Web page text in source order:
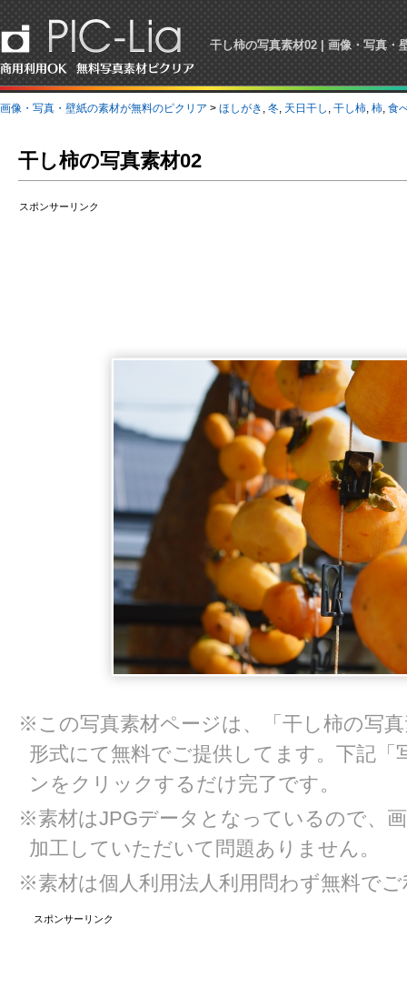
干し柿の写真素材02 | 画像・写真・
画像・写真・壁紙の素材が無料のピクリア > ほしがき , 冬, 天日干し , 干し柿, 柿, 食
干し柿の写真素材02
スポンサーリンク
※この写真素材ページは、「干し柿の写
形式にて無料でご提供してます。下記
ンをクリックするだけ完了です。
※素材はJPGデータとなっているので、
加工していただいて問題ありません。
※素材は個人利用法人利用問わず無料で
スポンサーリンク